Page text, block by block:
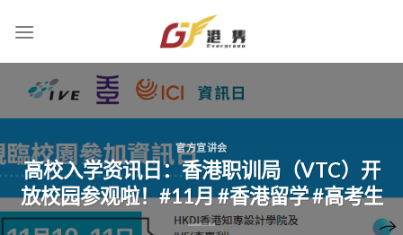
官方宣讲会
高校入学资讯日：香港职训局（VTC）开
放校园参观啦！#11月 #香港留学 #高考生